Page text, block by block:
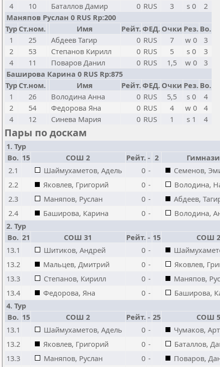
4
10 Баталлов Дамир 0 RUS 3 s 0
2
Маняпов Руслан 0 RUS Rp:200
Тур Ст.ном. Имя Рейт.ФЕД. Очки Рез. Bo.
1
25 Абдеев Тагир 0 RUS 7 w 0
3
2
53 Степанов Кирилл 0 RUS 5 s 0
3
4
11 Поваров Данил 0 RUS 1,5 w 0
3
Баширова Карина 0 RUS Rp:875
Тур Ст.ном. Имя Рейт.ФЕД. Очки Рез. Bo.
1
26 Володина Анна 0 RUS 5,5 s 0
4
2
54 Федорова Яна 0 RUS 4 w 0
4
4
12 Синева Мария 0 RUS 1 s 1 4
Пары по доскам
1. Тур
Bo. 15 СОШ 2 Рейт. - 2
2.1
Шаймухаметов, Адель 0 -
Семенов,
2.2
Яковлев, Григорий 0 -
Володина,
2.3
Маняпов, Руслан 0 -
Абдеев,
2.4
Баширова, Карина 0 -
Володина,
2. Тур
Bo. 21 СОШ 31 Рейт. - 15
СОШ 2
13.1
Шитиков, Андрей 0 -
13.2
Мальцев, Дмитрий 0 -
Яковлев,
13.3
Степанов, Кирилл 0 -
Маняпов,
13.4
Федорова, Яна 0 -
Баширова,
4. Тур
Bo. 15 СОШ 2 Рейт. - 25
СОШ 5
13.1
Шаймухаметов, Адель 0 -
Чумаков,
13.2
Яковлев, Григорий 0 -
Баталлов,
13.3
Маняпов, Руслан 0 - Поваров,